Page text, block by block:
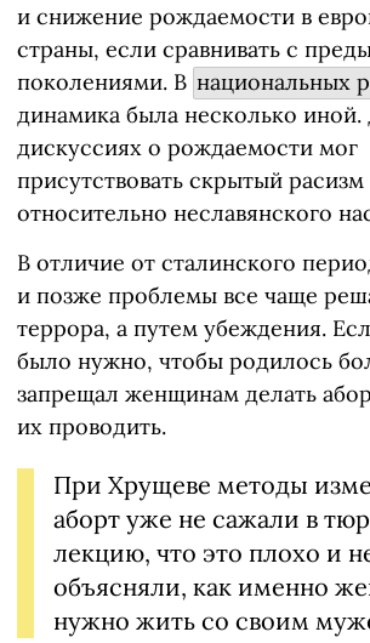
и снижение рождаемости в
страны, если сравнивать с
поколениями. В национальных
динамика была несколько
дискуссиях о рождаемости мог
присутствовать скрытый
относительно неславянского
В отличие от сталинского
и позже проблемы все чаще
террора, а путем убеждения.
было нужно, чтобы родилось
запрещал женщинам делать
их проводить.
При Хрущеве методы
аборт уже не сажали в
лекцию, что это плохо и
объясняли, как именно
нужно жить со своим